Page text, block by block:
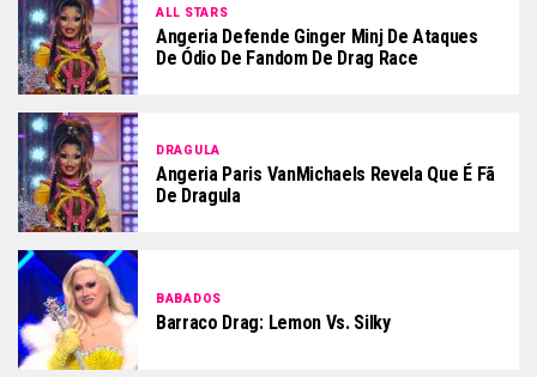
ALL STARS
Angeria Defende Ginger Minj De Ataques
De Ódio De Fandom De Drag Race
DRAGULA
Angeria Paris VanMichaels Revela Que É Fã
De Dragula
BABADOS
Barraco Drag: Lemon Vs. Silky